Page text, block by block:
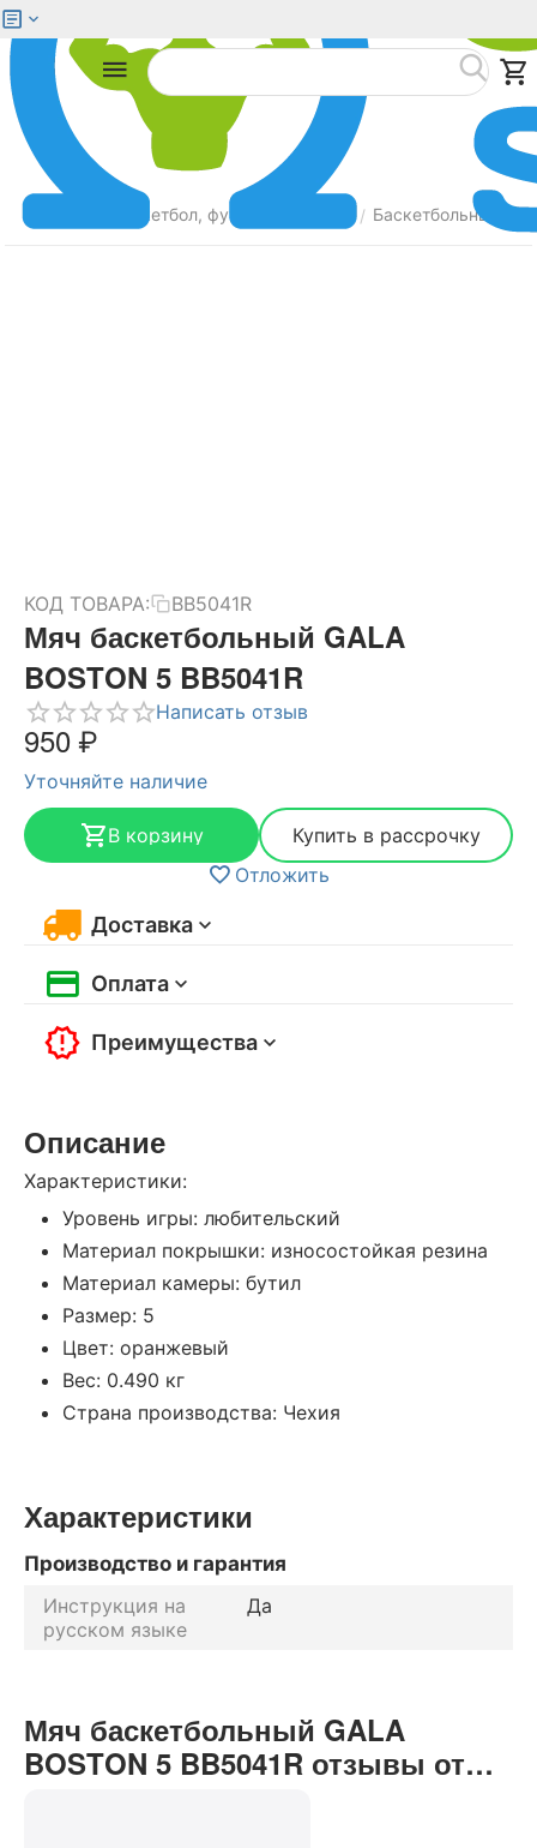
Баскетбол, футбол, волейбол / Баскетбольные
КОД ТОВАРА: BB5041R
Мяч баскетбольный GALA
BOSTON 5 BB5041R
Написать отзыв
‍950‍₽
Уточняйте наличие
В корзину
Купить в рассрочку
Отложить
Доставка
Оплата
Преимущества
Описание
Характеристики:
Уровень игры: любительский
Материал покрышки: износостойкая резина
Материал камеры: бутил
Размер: 5
Цвет: оранжевый
Вес: 0.490 кг
Страна производства: Чехия
Характеристики
Производство и гарантия
Инструкция на
русском языке
Да
Мяч баскетбольный GALA
BOSTON 5 BB5041R отзывы от
Меню Найти